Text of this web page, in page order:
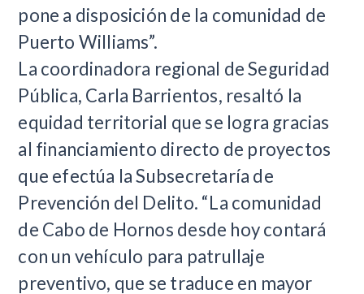
pone a disposición de la comunidad de
Puerto Williams”.
La coordinadora regional de Seguridad
Pública, Carla Barrientos, resaltó la
equidad territorial que se logra gracias
al financiamiento directo de proyectos
que efectúa la Subsecretaría de
Prevención del Delito. “La comunidad
de Cabo de Hornos desde hoy contará
con un vehículo para patrullaje
preventivo, que se traduce en mayor